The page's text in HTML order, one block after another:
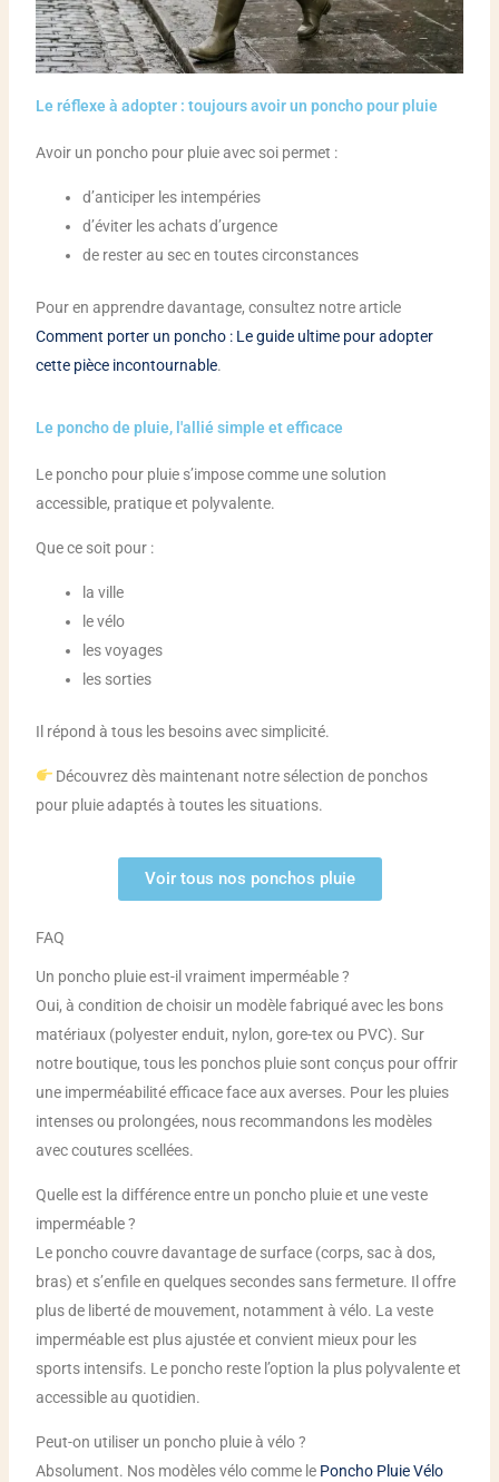
Le réflexe à adopter : toujours avoir un poncho pour pluie
Avoir un poncho pour pluie avec soi permet :
d’anticiper les intempéries
d’éviter les achats d’urgence
de rester au sec en toutes circonstances
Pour en apprendre davantage, consultez notre article
Comment porter un poncho : Le guide ultime pour adopter
cette pièce incontournable.
Le poncho de pluie, l'allié simple et efficace
Le poncho pour pluie s’impose comme une solution
accessible, pratique et polyvalente.
Que ce soit pour :
la ville
le vélo
les voyages
les sorties
Il répond à tous les besoins avec simplicité.
Découvrez dès maintenant notre sélection de ponchos
pour pluie adaptés à toutes les situations.
Voir tous nos ponchos pluie
FAQ
Un poncho pluie est-il vraiment imperméable ?
Oui, à condition de choisir un modèle fabriqué avec les bons
matériaux (polyester enduit, nylon, gore-tex ou PVC). Sur
notre boutique, tous les ponchos pluie sont conçus pour offrir
une imperméabilité efficace face aux averses. Pour les pluies
intenses ou prolongées, nous recommandons les modèles
avec coutures scellées.
Quelle est la différence entre un poncho pluie et une veste
imperméable ?
Le poncho couvre davantage de surface (corps, sac à dos,
bras) et s’enfile en quelques secondes sans fermeture. Il offre
plus de liberté de mouvement, notamment à vélo. La veste
imperméable est plus ajustée et convient mieux pour les
sports intensifs. Le poncho reste l’option la plus polyvalente et
accessible au quotidien.
Peut-on utiliser un poncho pluie à vélo ?
Absolument. Nos modèles vélo comme le Poncho Pluie Vélo